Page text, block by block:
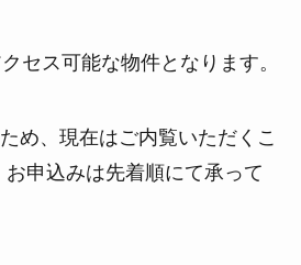
セス可能な物件となります。
め、現在はご内覧いただくこ
申込みは先着順にて承って